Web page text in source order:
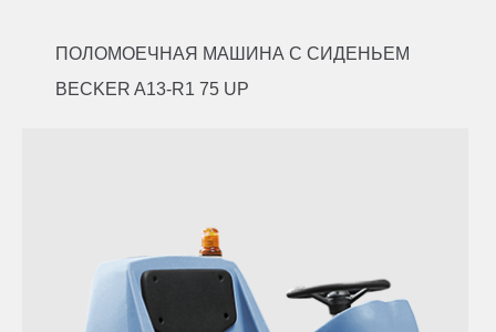
Для
ПОЛОМОЕЧНАЯ МАШИНА С СИДЕНЬЕМ
BECKER A13-R1 75 UP